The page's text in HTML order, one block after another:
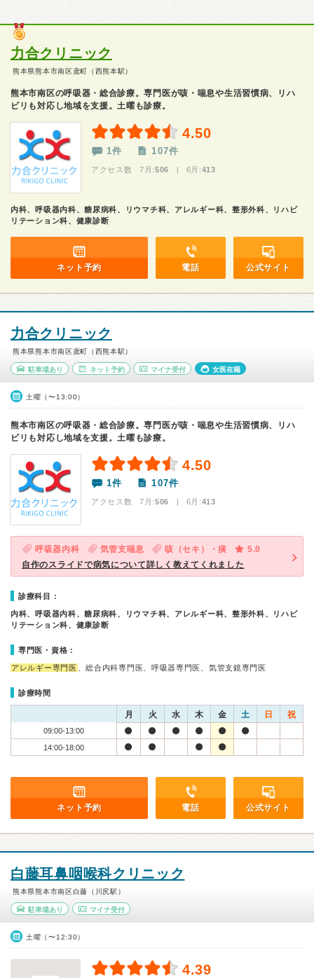
力合クリニック
熊本県熊本市南区鳶町（西熊本駅）
熊本市南区の呼吸器・総合診療。専門医が咳・喘息や生活習慣病、リハ
ビリも対応し地域を支援。土曜も診療。
4.50
1件 107件
アクセス数 7月:506 | 6月:413
内科、呼吸器内科、糖尿病科、リウマチ科、アレルギー科、整形外科、リハビ
リテーション科、健康診断
ネット予約 電話 公式サイト
力合クリニック
熊本県熊本市南区鳶町（西熊本駅）
駐車場あり ネット予約 マイナ受付 女医在籍
土曜（〜13:00）
熊本市南区の呼吸器・総合診療。専門医が咳・喘息や生活習慣病、リハ
ビリも対応し地域を支援。土曜も診療。
4.50
1件 107件
アクセス数 7月:506 | 6月:413
呼吸器内科 気管支喘息 咳（セキ）・痰
5.0
自作のスライドで病気について詳しく教えてくれました
診療科目：
内科、呼吸器内科、糖尿病科、リウマチ科、アレルギー科、整形外科、リハビ
リテーション科、健康診断
専門医・資格：
アレルギー専門医 、総合内科専門医、呼吸器専門医、気管支鏡専門医
診療時間
月 火 水 木 金 土 日 祝
09:00-13:00
14:00-18:00
ネット予約 電話 公式サイト
白藤耳鼻咽喉科クリニック
熊本県熊本市南区白藤（川尻駅）
駐車場あり マイナ受付
土曜（〜12:30）
4.39